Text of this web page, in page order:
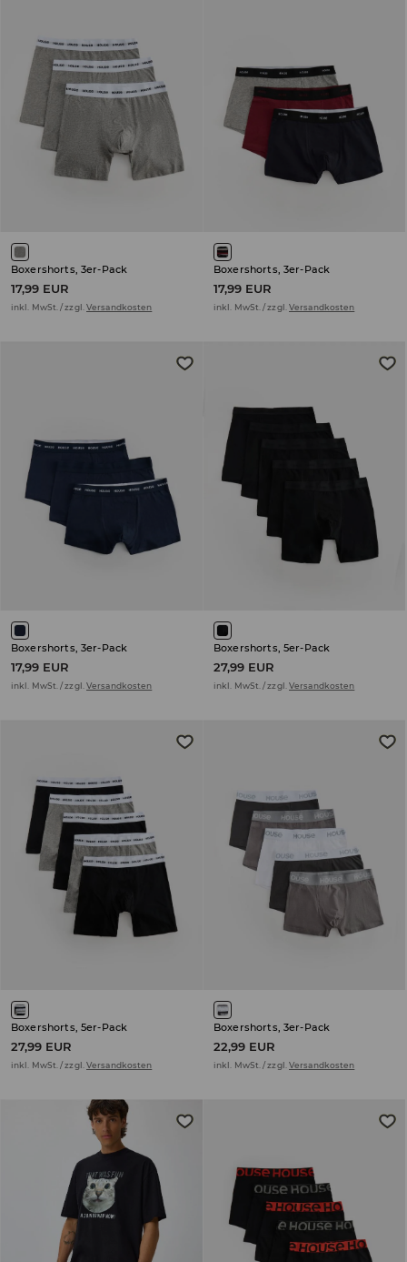
Boxershorts, 3er-Pack
17,99 EUR
inkl. MwSt. / zzgl. Versandkosten
Boxershorts, 3er-Pack
17,99 EUR
inkl. MwSt. / zzgl. Versandkosten
Boxershorts, 3er-Pack
17,99 EUR
inkl. MwSt. / zzgl.Versandkosten
Boxershorts, 5er-Pack
27,99 EUR
inkl. MwSt. / zzgl.Versandkosten
Boxershorts, 5er-Pack
27,99 EUR
inkl. MwSt. / zzgl. Versandkosten
Boxershorts, 3er-Pack
22,99 EUR
inkl. MwSt. / zzgl. Versandkosten